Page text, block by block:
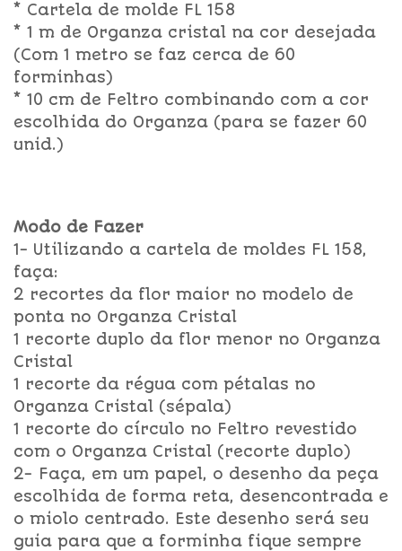
* Cartela de molde FL 158
* 1 m de Organza cristal na cor desejada
(Com 1 metro se faz cerca de 60
forminhas)
* 10 cm de Feltro combinando com a cor
escolhida do Organza (para se fazer 60
unid.)
Modo de Fazer
1- Utilizando a cartela de moldes FL 158,
faça:
2 recortes da flor maior no modelo de
ponta no Organza Cristal
1 recorte duplo da flor menor no Organza
Cristal
1 recorte da régua com pétalas no
Organza Cristal (sépala)
1 recorte do círculo no Feltro revestido
com o Organza Cristal (recorte duplo)
2- Faça, em um papel, o desenho da peça
escolhida de forma reta, desencontrada e
o miolo centrado. Este desenho será seu
guia para que a forminha fique sempre